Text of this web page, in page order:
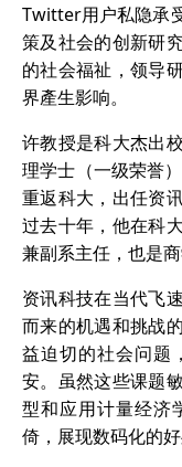
Twitter用户私隐承
策及社会的创新研
的社会福祉，领导
界產生影响。
许教授是科大杰出
理学士（一级荣誉
重返科大，出任资
过去十年，他在科
兼副系主任，也是商
资讯科技在当代飞
而来的机遇和挑战
益迫切的社会问题
安。虽然这些课题
型和应用计量经济
倚，展现数码化的